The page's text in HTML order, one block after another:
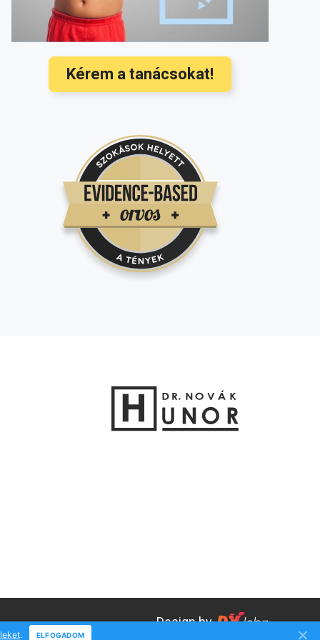
baba? Ezek a legújabb nemzetközi
orvosi ajánlások
megelőzése a legújabb nemzetközi
ajánlások alapján(3350)
Kérem a tanácsokat!
Design by
. ELFOGADOM